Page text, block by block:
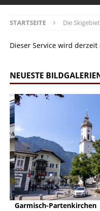
STARTSEITE Die
Dieser Service wird
NEUESTE
Garmisch-Partenkirchen